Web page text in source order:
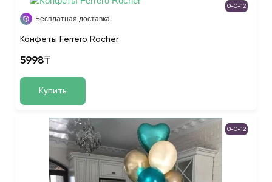
0-0-12
Бесплатная доставка
Конфеты Ferrero Rocher
5998₸
Купить
0-0-12